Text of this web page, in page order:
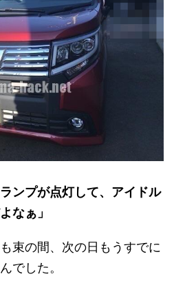
ンプが点灯して、アイドル
なぁ」
束の間、次の日もうすでに
でした。